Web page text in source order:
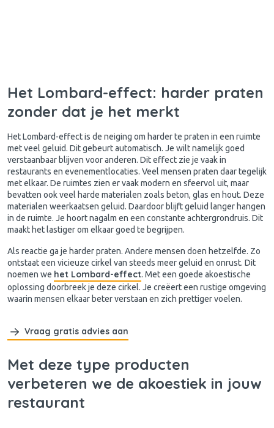
Het Lombard-effect: harder praten
zonder dat je het merkt
Het Lombard-effect is de neiging om harder te praten in een ruimte
met veel geluid. Dit gebeurt automatisch. Je wilt namelijk goed
verstaanbaar blijven voor anderen. Dit effect zie je vaak in
restaurants en evenementlocaties. Veel mensen praten daar tegelijk
met elkaar. De ruimtes zien er vaak modern en sfeervol uit, maar
bevatten ook veel harde materialen zoals beton, glas en hout. Deze
materialen weerkaatsen geluid. Daardoor blijft geluid langer hangen
in de ruimte. Je hoort nagalm en een constante achtergrondruis. Dit
maakt het lastiger om elkaar goed te begrijpen.
Als reactie ga je harder praten. Andere mensen doen hetzelfde. Zo
ontstaat een vicieuze cirkel van steeds meer geluid en onrust. Dit
noemen we het Lombard-effect. Met een goede akoestische
oplossing doorbreek je deze cirkel. Je creëert een rustige omgeving
waarin mensen elkaar beter verstaan en zich prettiger voelen.
Vraag gratis advies aan
Met deze type producten
verbeteren we de akoestiek in jouw
restaurant